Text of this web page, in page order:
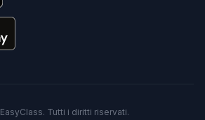
EasyClass. Tutti i diritti riservati.